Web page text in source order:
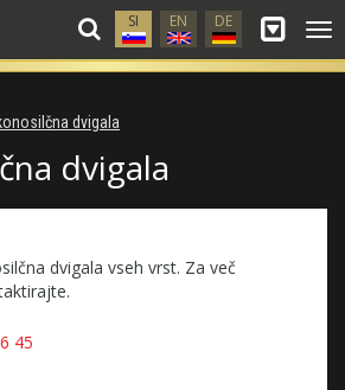
SI EN DE
dvigala
dvigala
dvigala vseh vrst. Za več
45